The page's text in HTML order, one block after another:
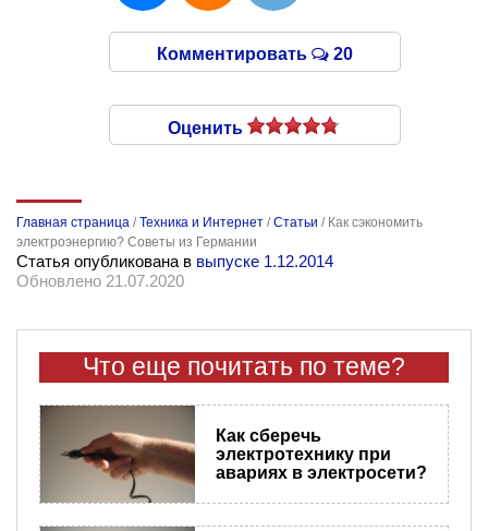
Комментировать 20
Оценить
Главная страница /Техника и Интернет /Статьи / Как сэкономить
электроэнергию? Советы из Германии
Статья опубликована в выпуске 1.12.2014
Обновлено 21.07.2020
Что еще почитать по теме?
Как сберечь
электротехнику при
авариях в электросети?